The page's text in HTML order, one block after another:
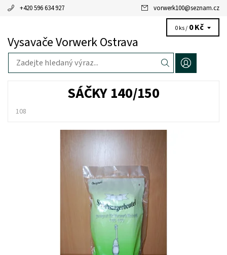
+420 596 634 927 vorwerk100@seznam.cz
Vysavače Vorwerk Ostrava
0 ks / 0 Kč
SÁČKY 140/150
108